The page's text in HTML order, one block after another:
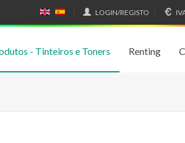
N
H
SP
OL
LOGIN/REGISTO
- Tinteiros e Toners Renting